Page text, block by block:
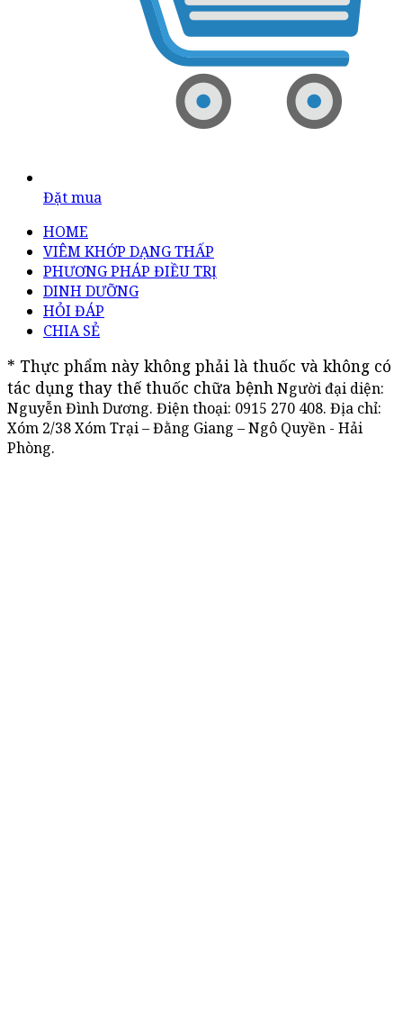
Đặt mua
HOME
VIÊM KHỚP DẠNG THẤP
PHƯƠNG PHÁP ĐIỀU TRỊ
DINH DƯỠNG
HỎI ĐÁP
CHIA SẺ
* Thực phẩm này không phải là thuốc và không có
tác dụng thay thế thuốc chữa bệnhNgười đại diện:
Nguyễn Đình Dương. Điện thoại: 0915 270 408. Địa chỉ:
Xóm 2/38 Xóm Trại – Đằng Giang – Ngô Quyền - Hải
Phòng.